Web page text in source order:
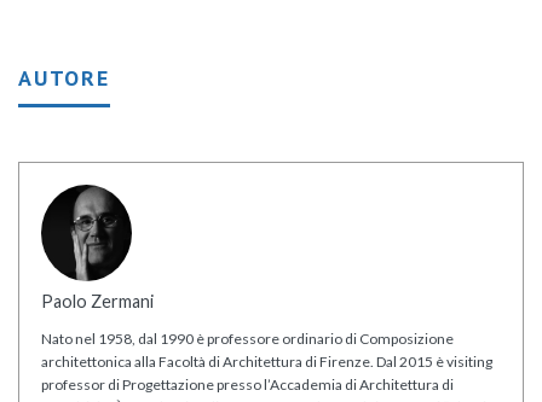
AUTORE
Paolo Zermani
Nato nel 1958, dal 1990 è professore ordinario di Composizione
architettonica alla Facoltà di Architettura di Firenze. Dal 2015 è visiting
professor di Progettazione presso l’Accademia di Architettura di